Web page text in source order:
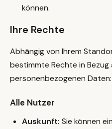
können.
Ihre Rechte
Abhängig von Ihrem
bestimmte Rechte in Bezug
personenbezogenen Daten:
Alle Nutzer
Auskunft: Sie können